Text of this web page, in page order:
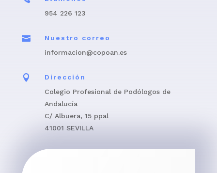
954 226 123

Nuestro correo
informacion@copoan.es

Dirección
Colegio Profesional de Podólogos de
Andalucía
C/ Albuera, 15 ppal
41001 SEVILLA